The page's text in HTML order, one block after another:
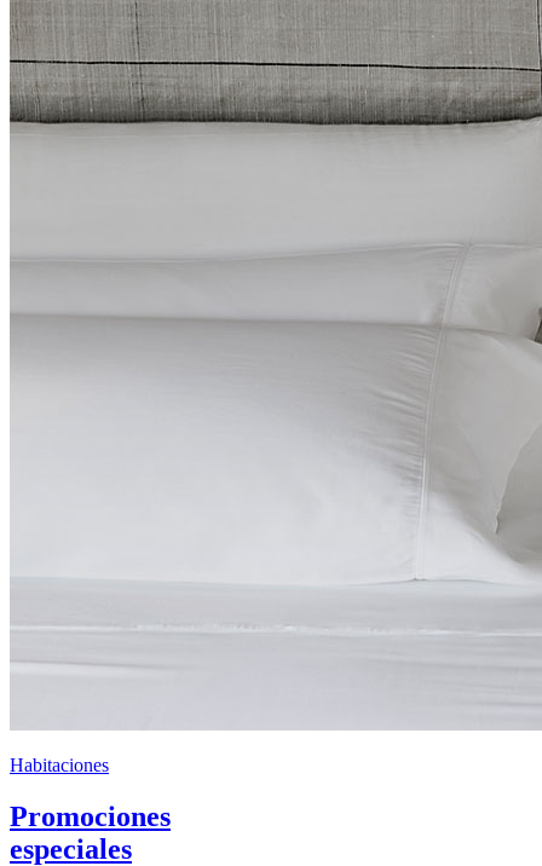
Habitaciones
Promociones
especiales